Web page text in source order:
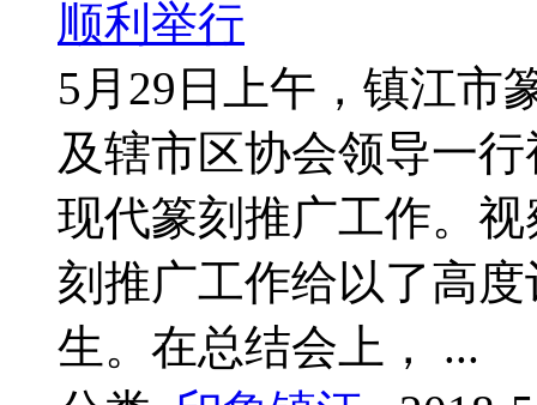
5月29日上午，镇江市
及辖市区协会领导一
现代篆刻推广工作。
刻推广工作给以了高
生。在总结会上， ...